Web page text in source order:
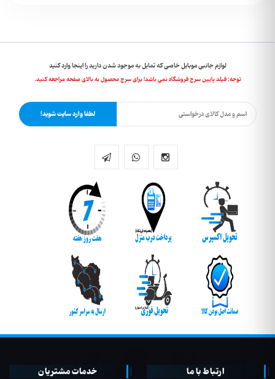
لوازم جانبی موبایل خاصی که تمایل به موجود شدن دارید را اینجا وارد کنید
توجه: فیلد پایین سرچ فروشگاه نمی باشد! برای سرچ محصول به بالای صفحه مراجعه کنید.
لطفا وارد سایت شوید!
ارتباط با ما خدمات مشتریان